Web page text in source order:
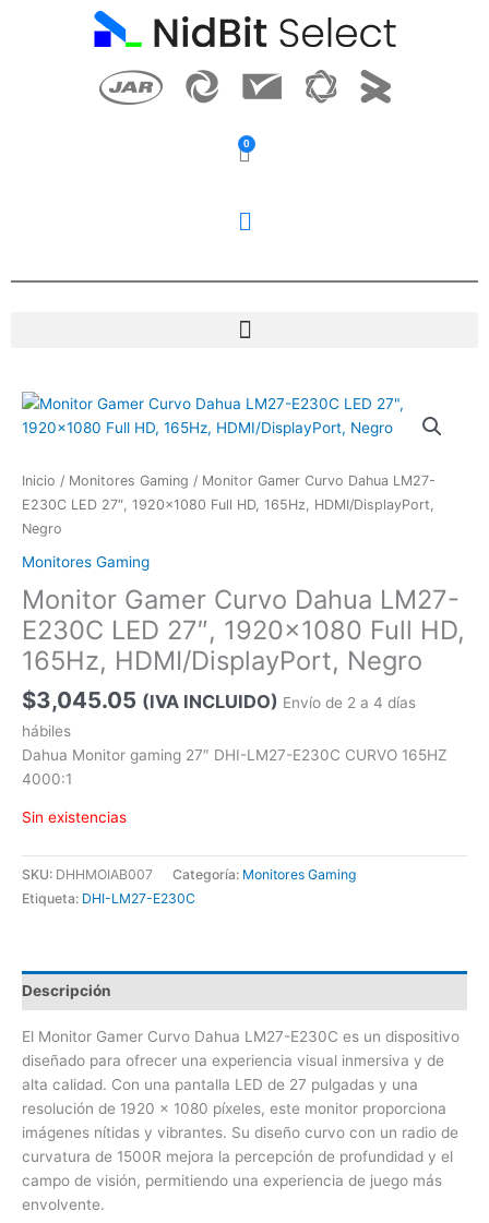
0
Carrito
Inicio / Monitores Gaming / Monitor Gamer Curvo Dahua LM27-
E230C LED 27″, 1920×1080 Full HD, 165Hz, HDMI/DisplayPort,
Negro
Monitores Gaming
Monitor Gamer Curvo Dahua LM27-
E230C LED 27″, 1920×1080 Full HD,
165Hz, HDMI/DisplayPort, Negro
$3,045.05 (IVA INCLUIDO) Envío de 2 a 4 días
hábiles
Dahua Monitor gaming 27″ DHI-LM27-E230C CURVO 165HZ
4000:1
Sin existencias
SKU: DHHMOIAB007 Categoría: Monitores Gaming
Etiqueta: DHI-LM27-E230C
Descripción
El Monitor Gamer Curvo Dahua LM27-E230C es un dispositivo
diseñado para ofrecer una experiencia visual inmersiva y de
alta calidad. Con una pantalla LED de 27 pulgadas y una
resolución de 1920 x 1080 píxeles, este monitor proporciona
imágenes nítidas y vibrantes. Su diseño curvo con un radio de
curvatura de 1500R mejora la percepción de profundidad y el
campo de visión, permitiendo una experiencia de juego más
envolvente.